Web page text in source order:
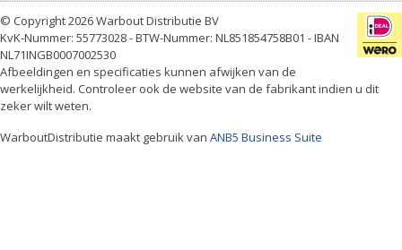
© Copyright 2026 Warbout Distributie BV
KvK-Nummer: 55773028 - BTW-Nummer: NL851854758B01 - IBAN
NL71INGB0007002530
Afbeeldingen en specificaties kunnen afwijken van de
werkelijkheid. Controleer ook de website van de fabrikant indien u dit
zeker wilt weten.
WarboutDistributie maakt gebruik van ANB5 Business Suite